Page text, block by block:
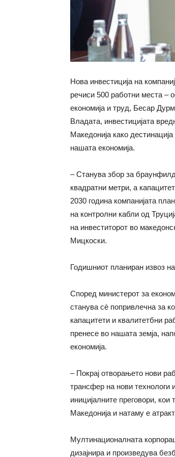
Нова инвестиција на
речиси 500 работни места –
економија и труд, Бесар
Владата, инвестицијата
Македонија како
нашата економија.
– Станува збор за
квадратни метри, а
2030 година компанијата
на контролни кабли од
на инвеститорот во
Мицкоски.
Годишниот планиран извоз
Според министерот за
станува сè попривлечна за
капацитети и квалитетбни
пренесе во нашата земја,
економија.
– Покрај отворањето нови
трансфер на нови технологи
иницијалните преговори,
Македонија и натаму е
Мултинационалната
дизајнира и произведува